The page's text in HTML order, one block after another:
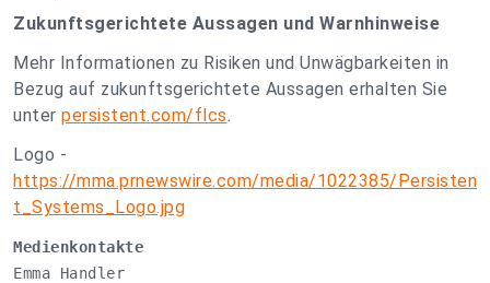
Zukunftsgerichtete Aussagen und Warnhinweise
Mehr Informationen zu Risiken und Unwägbarkeiten in
Bezug auf zukunftsgerichtete Aussagen erhalten Sie
unter persistent.com/flcs.
Logo -
https://mma.prnewswire.com/media/1022385/Persisten
t_Systems_Logo.jpg
Medienkontakte
Emma Handler